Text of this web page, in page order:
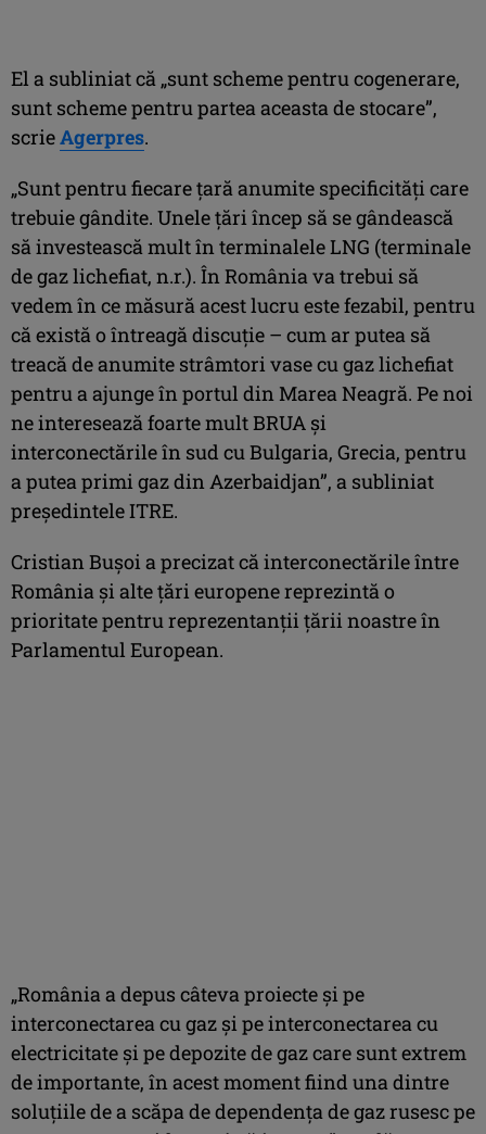
El a subliniat că „sunt scheme pentru cogenerare,
sunt scheme pentru partea aceasta de stocare”,
scrieAgerpres.
„Sunt pentru fiecare ţară anumite specificităţi care
trebuie gândite. Unele ţări încep să se gândească
să investească mult în terminalele LNG (terminale
de gaz lichefiat, n.r.). În România va trebui să
vedem în ce măsură acest lucru este fezabil, pentru
că există o întreagă discuţie – cum ar putea să
treacă de anumite strâmtori vase cu gaz lichefiat
pentru a ajunge în portul din Marea Neagră. Pe noi
ne interesează foarte mult BRUA şi
interconectările în sud cu Bulgaria, Grecia, pentru
a putea primi gaz din Azerbaidjan”, a subliniat
preşedintele ITRE.
Cristian Buşoi a precizat că interconectările între
România şi alte ţări europene reprezintă o
prioritate pentru reprezentanţii ţării noastre în
Parlamentul European.
„România a depus câteva proiecte şi pe
interconectarea cu gaz şi pe interconectarea cu
electricitate şi pe depozite de gaz care sunt extrem
de importante, în acest moment fiind una dintre
soluţiile de a scăpa de dependenţa de gaz rusesc pe